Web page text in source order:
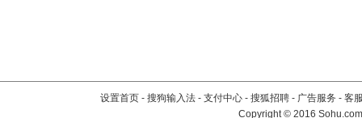
设置首页 - 搜狗输入法 - 支付中心 - 搜狐招聘 - 广告服务 - 客
Copyright©2016